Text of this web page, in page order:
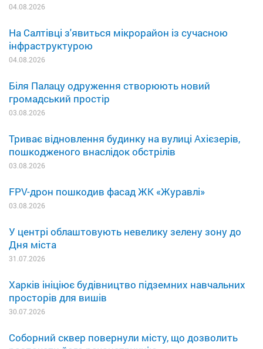
04.08.2026
На Салтівці з'явиться мікрорайон із сучасною
інфраструктурою
04.08.2026
Біля Палацу одруження створюють новий
громадський простір
03.08.2026
Триває відновлення будинку на вулиці Ахієзерів,
пошкодженого внаслідок обстрілів
03.08.2026
FPV-дрон пошкодив фасад ЖК «Журавлі»
03.08.2026
У центрі облаштовують невелику зелену зону до
Дня міста
31.07.2026
Харків ініціює будівництво підземних навчальних
просторів для вишів
30.07.2026
Соборний сквер повернули місту, що дозволить